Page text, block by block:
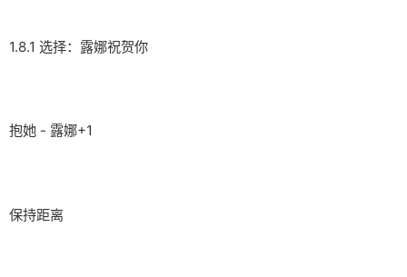
1.8.1 选择：露娜祝贺你
抱她 - 露娜+1
保持距离